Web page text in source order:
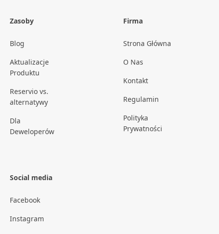
Zasoby
Blog
Aktualizacje
Produktu
Reservio vs.
alternatywy
Dla
Deweloperów
Firma
Strona Główna
O Nas
Kontakt
Regulamin
Polityka
Prywatności
Social media
Facebook
Instagram